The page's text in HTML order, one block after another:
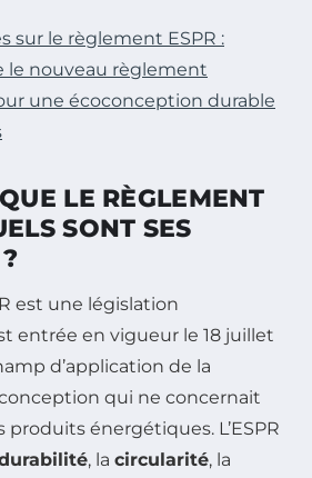
sur le règlement ESPR :
le nouveau règlement
une écoconception durable
LE RÈGLEMENT
SONT SES
est une législation
entrée en vigueur le 18 juillet
d’application de la
qui ne concernait
produits énergétiques. L’ESPR
, la circularité, la